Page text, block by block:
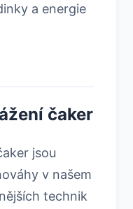
a energie
čaker
jsou
v našem
technik